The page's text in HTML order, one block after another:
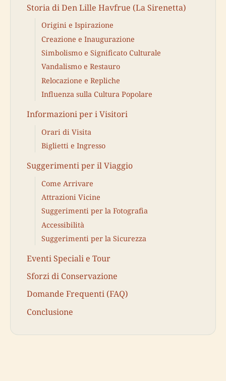
Storia di Den Lille Havfrue (La Sirenetta)
Origini e Ispirazione
Creazione e Inaugurazione
Simbolismo e Significato Culturale
Vandalismo e Restauro
Relocazione e Repliche
Influenza sulla Cultura Popolare
Informazioni per i Visitori
Orari di Visita
Biglietti e Ingresso
Suggerimenti per il Viaggio
Come Arrivare
Attrazioni Vicine
Suggerimenti per la Fotografia
Accessibilità
Suggerimenti per la Sicurezza
Eventi Speciali e Tour
Sforzi di Conservazione
Domande Frequenti (FAQ)
Conclusione